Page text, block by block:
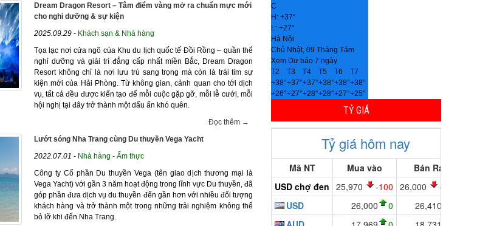
Dream Dragon Resort – Tâm điểm vàng mở ra chuẩn mực mới
cho nghỉ dưỡng & sự kiện
2025.09.29 - Khách sạn & Nhà hàng
Tọa lạc nơi cửa ngõ của Khu du lịch quốc tế Đồi Rồng – quần thể
nghỉ dưỡng và giải trí đẳng cấp nhất miền Bắc, Dream Dragon
Resort không chỉ là nơi lưu trú sang trọng mà còn là trái tim sự
kiện mới của Hải Phòng. Từ không gian, cảnh quan cho tới dịch
vụ, tất cả đều được kiến tạo để mỗi cuộc gặp gỡ, mỗi lễ cưới, mỗi
hội nghị tại đây trở thành một dấu ấn khó quên.
Đọc thêm →
Lướt sóng Nha Trang cùng Du thuyền Vega Yacht
2022.07.01 - Nhà hàng - Ẩm thực
Công ty Cổ phần Du thuyền Vega (tên giao dịch thương mại là
Vega Yacht) với gần 3 năm hoạt động trong lĩnh vực Du thuyền, đã
góp phần đưa dịch vụ du thuyền đến gần hơn với nhiều đối tượng
khách hàng và trở thành một trong những trải nghiệm không thể
bỏ lỡ khi đến Nha Trang.
C
H: +37°
L: +27°
Hà Nội
Chủ Nhật, 09 Tháng Tám
Xem Dự báo 7 ngày
T2
T3 T4 T5 T6
T7
+38°+37°+37°+38°+38°+38°
+26°+27°+28°+28°+27°+25°
TỶ GIÁ